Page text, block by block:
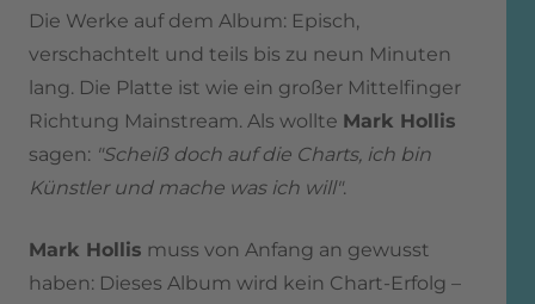
Die Werke auf dem Album: Episch,
verschachtelt und teils bis zu neun Minuten
lang. Die Platte ist wie ein großer Mittelfinger
Richtung Mainstream. Als wollte Mark Hollis
sagen: "Scheiß doch auf die Charts, ich bin
Künstler und mache was ich will".
Mark Hollis muss von Anfang an gewusst
haben: Dieses Album wird kein Chart-Erfolg –